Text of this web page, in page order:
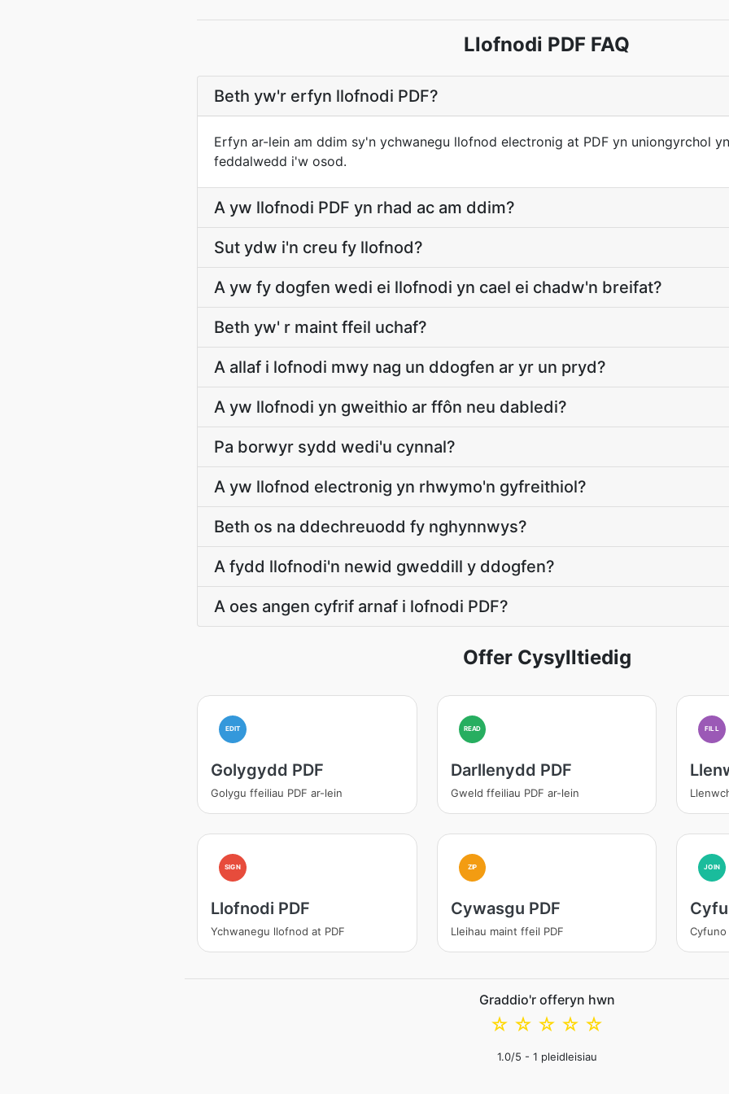
Llofnodi PDF FAQ
Beth yw'r erfyn llofnodi PDF?
Erfyn ar-lein am ddim sy'n ychwanegu llofnod electronig at PDF yn uniongyrchol
feddalwedd i'w osod.
A yw llofnodi PDF yn rhad ac am ddim?
Sut ydw i'n creu fy llofnod?
A yw fy dogfen wedi ei llofnodi yn cael ei chadw'n breifat?
Beth yw' r maint ffeil uchaf?
A allaf i lofnodi mwy nag un ddogfen ar yr un pryd?
A yw llofnodi yn gweithio ar ffôn neu dabledi?
Pa borwyr sydd wedi'u cynnal?
A yw llofnod electronig yn rhwymo'n gyfreithiol?
Beth os na ddechreuodd fy nghynnwys?
A fydd llofnodi'n newid gweddill y ddogfen?
A oes angen cyfrif arnaf i lofnodi PDF?
Offer Cysylltiedig
EDIT
Golygydd PDF
Golygu ffeiliau PDF ar-lein
READ
Darllenydd PDF
Gweld ffeiliau PDF ar-lein
FILL
SIGN
Llofnodi PDF
Ychwanegu llofnod at PDF
ZIP
Cywasgu PDF
Lleihau maint ffeil PDF
JOIN
Cyfuno
Graddio'r offeryn hwn
☆
☆
☆
☆
☆
1.0/5 - 1 pleidleisiau